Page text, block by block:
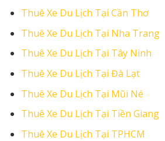
Thuê Xe Du Lịch Tại Cần Thơ
Thuê Xe Du Lịch Tại Nha Trang
Thuê Xe Du Lịch Tại Tây Ninh
Thuê Xe Du Lịch Tại Đà Lạt
Thuê Xe Du Lịch Tại Mũi Né
Thuê Xe Du Lịch Tại Tiền Giang
Thuê Xe Du Lịch Tại TPHCM